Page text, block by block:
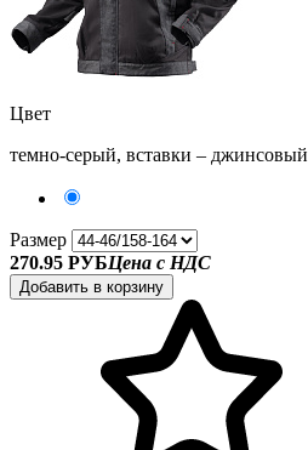
Цвет
темно-серый, вставки – джинсовый
Размер
270.95 РУБЦена с НДС
Добавить в корзину